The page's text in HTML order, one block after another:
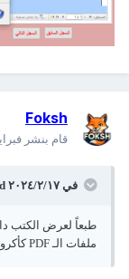
Foksh
قام بنشر فبراير 18,
في ١٧‏/٢‏/٢٠٢٤ at 19:57,
طبعاً لعرض الكتب
ملفات الـ PDF كأكروبات ريدر